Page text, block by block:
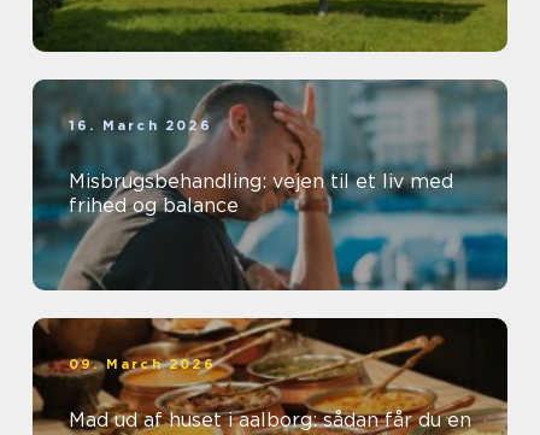
16. March 2026
Misbrugsbehandling: vejen til et liv med
frihed og balance
09. March 2026
Mad ud af huset i aalborg: sådan får du en